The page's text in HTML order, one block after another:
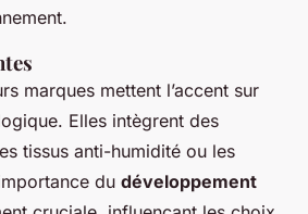
marques mettent l’accent sur
Elles intègrent des
tissus anti-humidité ou les
du développement